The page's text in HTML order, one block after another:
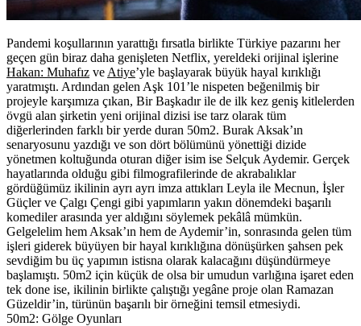
Pandemi koşullarının yarattığı fırsatla birlikte Türkiye pazarını her
geçen gün biraz daha genişleten Netflix, yereldeki orijinal işlerine
Hakan: Muhafız ve Atiye’yle başlayarak büyük hayal kırıklığı
yaratmıştı. Ardından gelen Aşk 101’le nispeten beğenilmiş bir
projeyle karşımıza çıkan, Bir Başkadır ile de ilk kez geniş kitlelerden
övgü alan şirketin yeni orijinal dizisi ise tarz olarak tüm
diğerlerinden farklı bir yerde duran 50m2. Burak Aksak’ın
senaryosunu yazdığı ve son dört bölümünü yönettiği dizide
yönetmen koltuğunda oturan diğer isim ise Selçuk Aydemir. Gerçek
hayatlarında olduğu gibi filmografilerinde de akrabalıklar
gördüğümüz ikilinin ayrı ayrı imza attıkları Leyla ile Mecnun, İşler
Güçler ve Çalgı Çengi gibi yapımların yakın dönemdeki başarılı
komediler arasında yer aldığını söylemek pekâlâ mümkün.
Gelgelelim hem Aksak’ın hem de Aydemir’in, sonrasında gelen tüm
işleri giderek büyüyen bir hayal kırıklığına dönüşürken şahsen pek
sevdiğim bu üç yapımın istisna olarak kalacağını düşündürmeye
başlamıştı. 50m2 için küçük de olsa bir umudun varlığına işaret eden
tek done ise, ikilinin birlikte çalıştığı yegâne proje olan Ramazan
Güzeldir’in, türünün başarılı bir örneğini temsil etmesiydi.
50m2: Gölge Oyunları